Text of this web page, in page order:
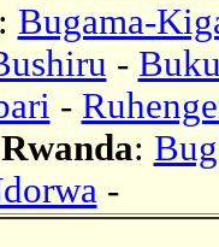
Bugama-
-
-
:
-